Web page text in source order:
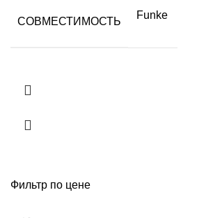
Фильтр по цене
СОВМЕСТИМОСТЬ
Funke